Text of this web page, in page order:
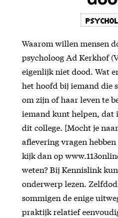
Waarom willen mensen
psycholoog Ad Kerkhof
eigenlijk niet dood. Wat
het hoofd bij iemand die
om zijn of haar leven te
iemand kunt helpen, dat
dit college. [Mocht je
aflevering vragen
kijk dan op
weten? Bij Kennislink
onderwerp lezen.
sommigen de enige
praktijk relatief